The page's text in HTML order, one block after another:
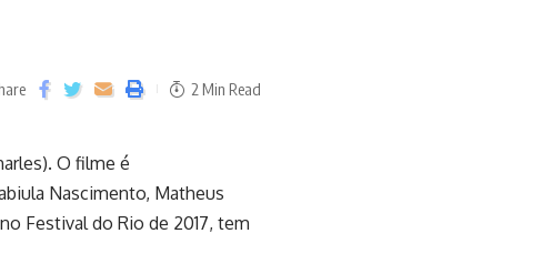
2 Min Read
O filme é
Nascimento, Matheus
Festival do Rio de 2017, tem